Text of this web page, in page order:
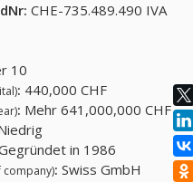
CHE-735.489.490 IVA
10
: 440,000 CHF
: Mehr 641,000,000 CHF
in 1986
company): Swiss GmbH